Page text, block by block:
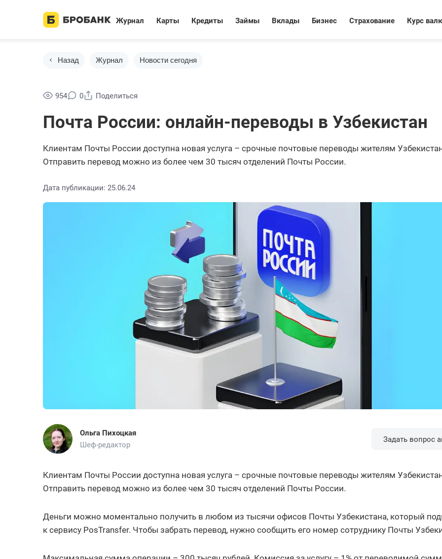
Журнал Карты Кредиты Займы Вклады Бизнес Страхование Курс
Назад Журнал Новости сегодня
954 0 Поделиться
Почта России: онлайн-переводы в Узбекистан
Клиентам Почты России доступна новая услуга – срочные почтовые переводы жителям
Отправить перевод можно из более чем 30 тысяч отделений Почты России.
Дата публикации: 25.06.24
Ольга Пихоцкая
Шеф-редактор
Задать вопрос
Клиентам Почты России доступна новая услуга – срочные почтовые переводы жителям
Отправить перевод можно из более чем 30 тысяч отделений Почты России.
Деньги можно моментально получить в любом из тысячи офисов Почты Узбекистана, который
к сервису PosTransfer. Чтобы забрать перевод, нужно сообщить его номер сотруднику Почты